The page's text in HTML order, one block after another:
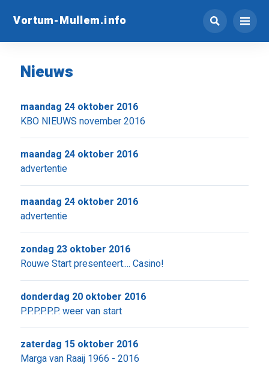
Vortum-Mullem.info
Nieuws
KBO NIEUWS november 2016
maandag 24 oktober 2016
advertentie
maandag 24 oktober 2016
advertentie
maandag 24 oktober 2016
Rouwe Start presenteert.... Casino!
zondag 23 oktober 2016
P.P.P.P.P.P. weer van start
donderdag 20 oktober 2016
Marga van Raaij 1966 - 2016
zaterdag 15 oktober 2016